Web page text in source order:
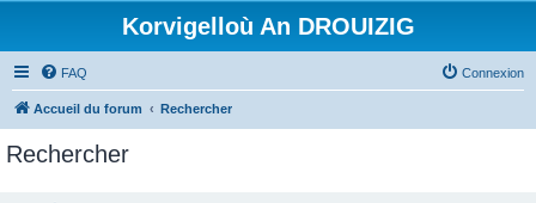
Korvigelloù An DROUIZIG
FAQ Connexion
Accueil du forum Rechercher
Rechercher